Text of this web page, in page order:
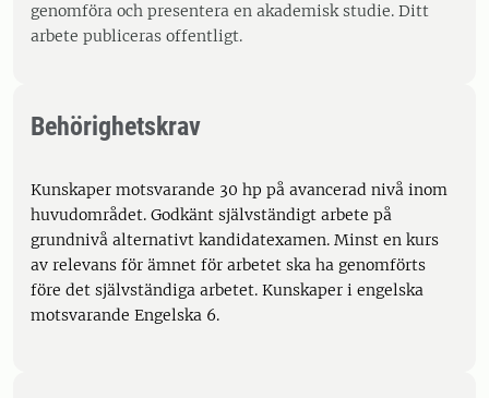
genomföra och presentera en akademisk studie. Ditt
arbete publiceras offentligt.
Behörighetskrav
Kunskaper motsvarande 30 hp på avancerad nivå inom
huvudområdet. Godkänt självständigt arbete på
grundnivå alternativt kandidatexamen. Minst en kurs
av relevans för ämnet för arbetet ska ha genomförts
före det självständiga arbetet. Kunskaper i engelska
motsvarande Engelska 6.